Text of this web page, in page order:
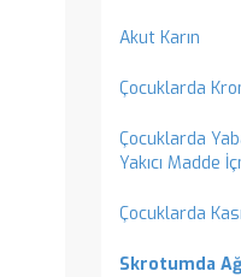
Akut Karın
Çocuklarda
Çocuklarda
Yakıcı Madde
Çocuklarda
Skrotumda